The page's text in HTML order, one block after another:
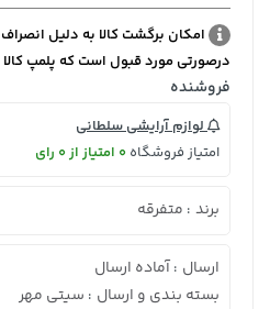
امکان برگشت کالا به دلیل انصراف
درصورتی مورد قبول است که پلمپ
فروشنده
لوازم آرایشی سلطانی
امتیاز فروشگاه 0 امتیاز از 0 رای
برند : متفرقه
ارسال : آماده ارسال
بسته بندی و ارسال : سیتی مهر